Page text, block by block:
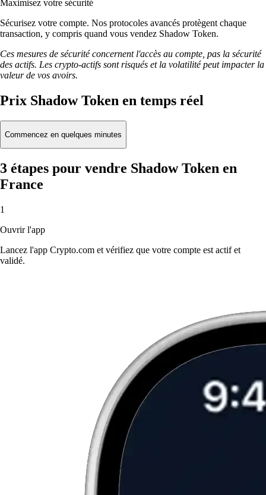
Maximisez votre sécurité
Sécurisez votre compte. Nos protocoles avancés protègent chaque
transaction, y compris quand vous vendez Shadow Token.
Ces mesures de sécurité concernent l'accès au compte, pas la sécurité
des actifs. Les crypto-actifs sont risqués et la volatilité peut impacter la
valeur de vos avoirs.
Prix Shadow Token en temps réel
Commencez en quelques minutes
3 étapes pour vendre Shadow Token en
France
1
Ouvrir l'app
Lancez l'app Crypto.com et vérifiez que votre compte est actif et
validé.